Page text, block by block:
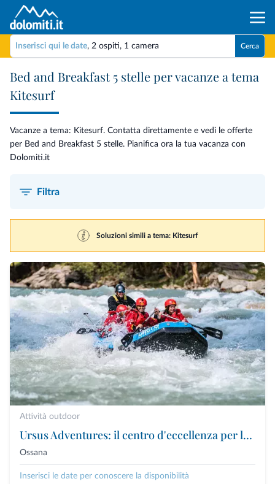
Inserisci qui le date, 2 ospiti, 1 camera Cerca
Bed and Breakfast 5 stelle per vacanze a tema
Kitesurf
Vacanze a tema: Kitesurf. Contatta direttamente e vedi le offerte
per Bed and Breakfast 5 stelle. Pianifica ora la tua vacanza con
Dolomiti.it
Filtra
Soluzioni simili a tema: Kitesurf
Attività outdoor
Ursus Adventures: il centro d'eccellenza per le attività outdoor premium in Trentino
Ossana
Inserisci le date per conoscere la disponibilità